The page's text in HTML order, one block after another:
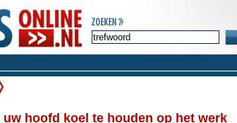
uw hoofd koel te houden op het werk